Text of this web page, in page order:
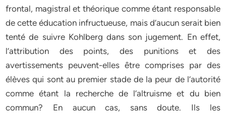
frontal, magistral et théorique comme étant responsable
de cette éducation infructueuse, mais d’aucun serait bien
tenté de suivre Kohlberg dans son jugement. En effet,
l’attribution des points, des punitions et des
avertissements peuvent-elles être comprises par des
élèves qui sont au premier stade de la peur de l’autorité
comme étant la recherche de l’altruisme et du bien
commun? En aucun cas, sans doute. Ils les